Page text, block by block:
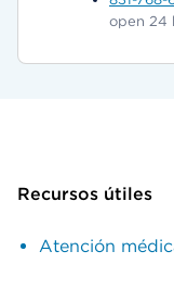
open 24
Recursos útiles
Atención